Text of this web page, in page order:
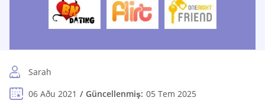
Sarah
06 Aðu 2021
Güncellenmiş: 05 Tem 2025